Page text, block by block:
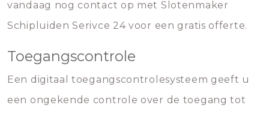
vandaag nog contact op met Slotenmaker
Schipluiden Serivce 24 voor een gratis offerte.
Toegangscontrole
Een digitaal toegangscontrolesysteem geeft u
een ongekende controle over de toegang tot